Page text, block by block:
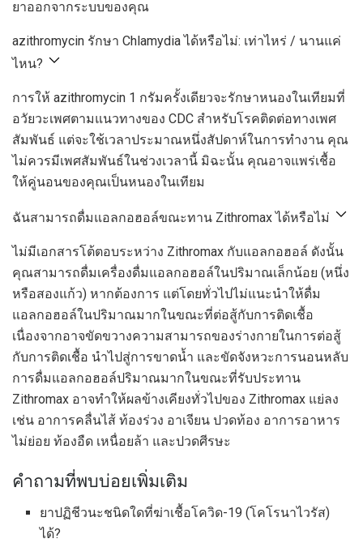
ยาออกจากระบบของคุณ
azithromycin รักษา Chlamydia ได้หรือไม่: เท่าไหร่ / นานแค่
ไหน?
การให้ azithromycin 1 กรัมครั้งเดียวจะรักษาหนองในเทียมที่
อวัยวะเพศตามแนวทางของ CDC สำหรับโรคติดต่อทางเพศ
สัมพันธ์ แต่จะใช้เวลาประมาณหนึ่งสัปดาห์ในการทำงาน คุณ
ไม่ควรมีเพศสัมพันธ์ในช่วงเวลานี้ มิฉะนั้น คุณอาจแพร่เชื้อ
ให้คู่นอนของคุณเป็นหนองในเทียม
ฉันสามารถดื่มแอลกอฮอล์ขณะทาน Zithromax ได้หรือไม่
ไม่มีเอกสารโต้ตอบระหว่าง Zithromax กับแอลกอฮอล์ ดังนั้น
คุณสามารถดื่มเครื่องดื่มแอลกอฮอล์ในปริมาณเล็กน้อย (หนึ่ง
หรือสองแก้ว) หากต้องการ แต่โดยทั่วไปไม่แนะนำให้ดื่ม
แอลกอฮอล์ในปริมาณมากในขณะที่ต่อสู้กับการติดเชื้อ
เนื่องจากอาจขัดขวางความสามารถของร่างกายในการต่อสู้
กับการติดเชื้อ นำไปสู่การขาดน้ำ และขัดจังหวะการนอนหลับ
การดื่มแอลกอฮอล์ปริมาณมากในขณะที่รับประทาน
Zithromax อาจทำให้ผลข้างเคียงทั่วไปของ Zithromax แย่ลง
เช่น อาการคลื่นไส้ ท้องร่วง อาเจียน ปวดท้อง อาการอาหาร
ไม่ย่อย ท้องอืด เหนื่อยล้า และปวดศีรษะ
คำถามที่พบบ่อยเพิ่มเติม
ยาปฏิชีวนะชนิดใดที่ฆ่าเชื้อโควิด-19 (โคโรนาไวรัส)
ได้?